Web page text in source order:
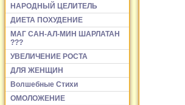
НАРОДНЫЙ ЦЕЛИТЕЛЬ
ДИЕТА ПОХУДЕНИЕ
МАГ САН-АЛ-МИН ШАРЛАТАН
???
УВЕЛИЧЕНИЕ РОСТА
ДЛЯ ЖЕНЩИН
Волшебные Стихи
ОМОЛОЖЕНИЕ